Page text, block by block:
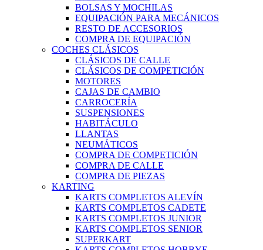
BOLSAS Y MOCHILAS
EQUIPACIÓN PARA MECÁNICOS
RESTO DE ACCESORIOS
COMPRA DE EQUIPACIÓN
COCHES CLÁSICOS
CLÁSICOS DE CALLE
CLÁSICOS DE COMPETICIÓN
MOTORES
CAJAS DE CAMBIO
CARROCERÍA
SUSPENSIONES
HABITÁCULO
LLANTAS
NEUMÁTICOS
COMPRA DE COMPETICIÓN
COMPRA DE CALLE
COMPRA DE PIEZAS
KARTING
KARTS COMPLETOS ALEVÍN
KARTS COMPLETOS CADETE
KARTS COMPLETOS JUNIOR
KARTS COMPLETOS SENIOR
SUPERKART